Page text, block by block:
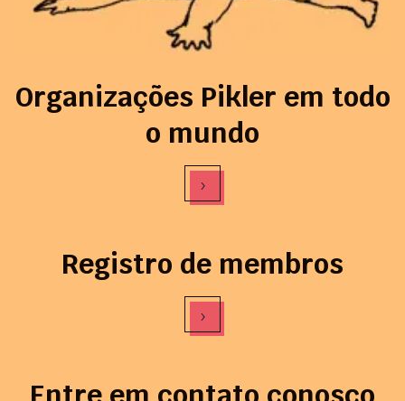
Organizações Pikler em todo
o mundo
›
Registro de membros
›